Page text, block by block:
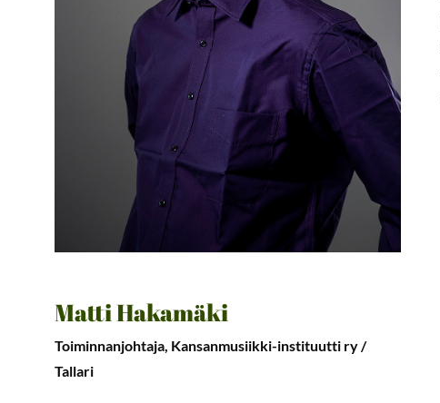
Matti Hakamäki
Toiminnanjohtaja, Kansanmusiikki-instituutti ry /
Tallari